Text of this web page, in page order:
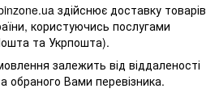
здійснює доставку товарів
користуючись послугами
та Укрпошта).
залежить від віддаленості
обраного Вами перевізника.